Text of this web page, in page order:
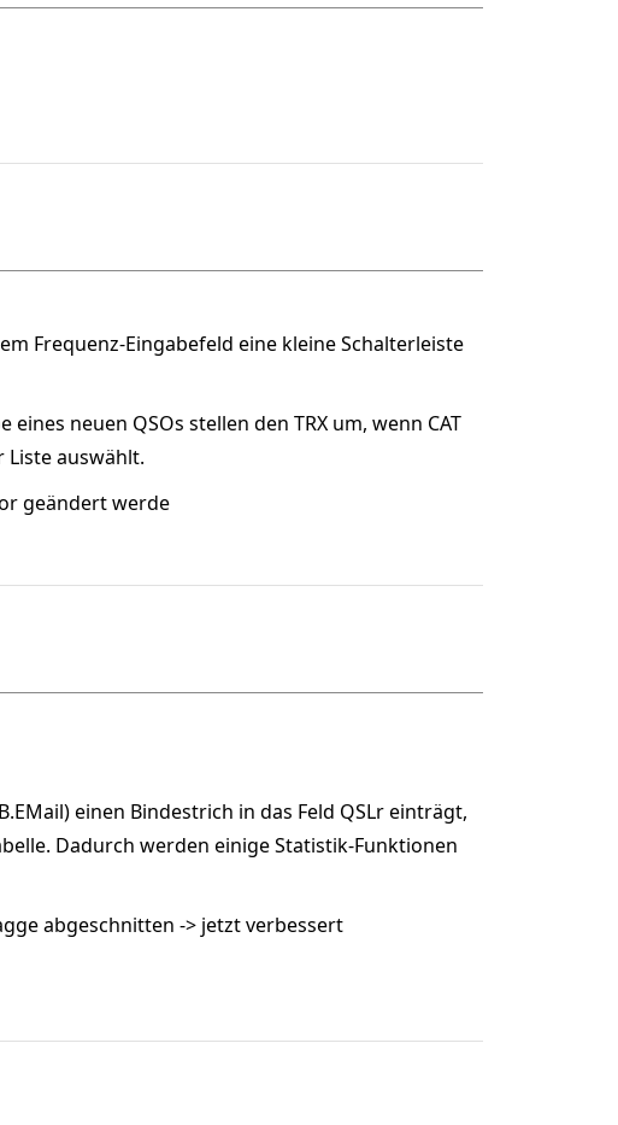
Frequenz-Eingabefeld eine kleine Schalterleiste
neuen QSOs stellen den TRX um, wenn CAT
Liste auswählt.
geändert werde
einen Bindestrich in das Feld QSLr einträgt,
Dadurch werden einige Statistik-Funktionen
abgeschnitten -> jetzt verbessert